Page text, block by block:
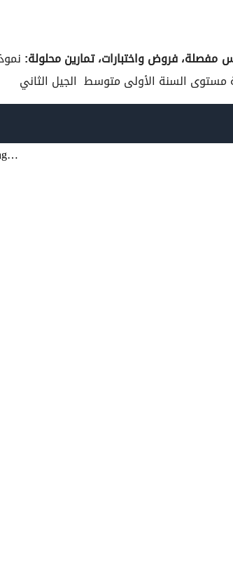
السنة الأولى متوسط الجيل الثاني